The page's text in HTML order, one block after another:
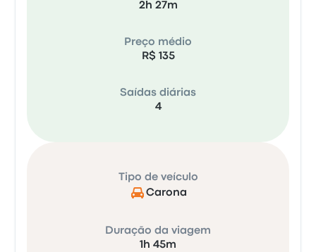
2h 27m
Preço médio
R$ 135
Saídas diárias
4
Tipo de veículo
Carona
Duração da viagem
1h 45m